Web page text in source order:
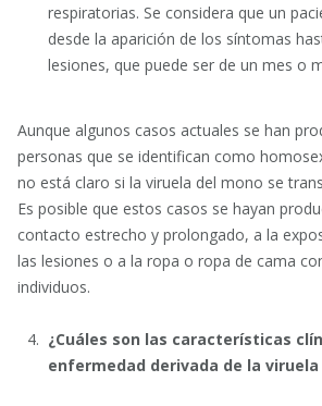
respiratorias. Se considera que un
desde la aparición de los síntomas
lesiones, que puede ser de un mes o
Aunque algunos casos actuales se han
personas que se identifican como
no está claro si la viruela del mono se
Es posible que estos casos se hayan
contacto estrecho y prolongado, a la
las lesiones o a la ropa o ropa de cama
individuos.
¿Cuáles son las características
enfermedad derivada de la viruela